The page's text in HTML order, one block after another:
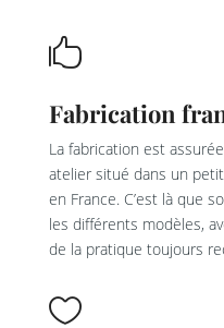

Fabrication
La fabrication est
atelier situé dans un
en France. C’est là que
les différents modèles,
de la pratique toujours
